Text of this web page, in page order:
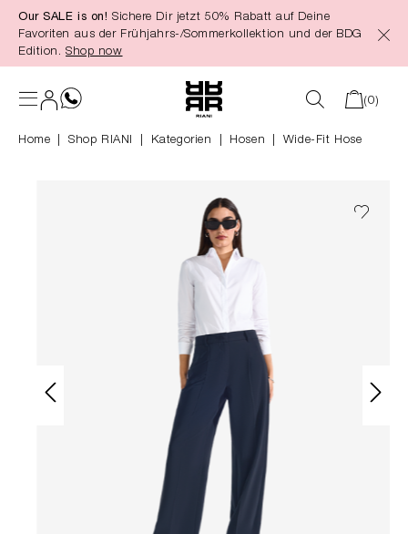
springen
Our SALE is on! Sichere Dir jetzt 50% Rabatt auf Deine
Favoriten aus der Frühjahrs-/Sommerkollektion und der BDG
Edition. Shop now
(0)
Home Shop RIANI Kategorien Hosen Wide-Fit Hose